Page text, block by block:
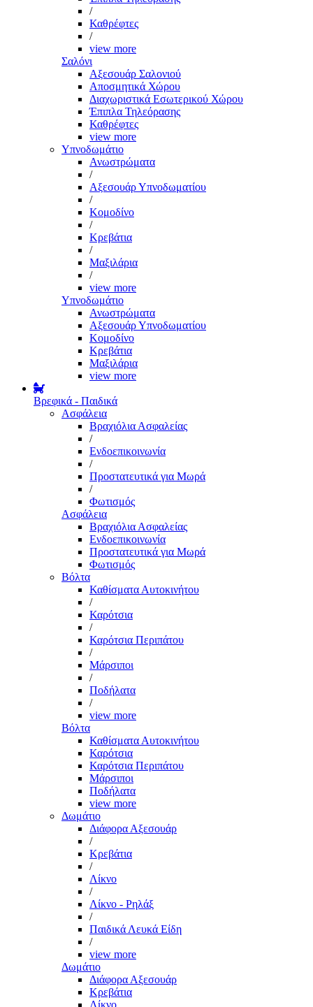
/
Καθρέφτες
/
view more
Σαλόνι
Αξεσουάρ Σαλονιού
Αποσμητικά Χώρου
Διαχωριστικά Εσωτερικού Χώρου
Έπιπλα Τηλεόρασης
Καθρέφτες
view more
Υπνοδωμάτιο
Ανωστρώματα
/
Αξεσουάρ Υπνοδωματίου
/
Κομοδίνο
/
Κρεβάτια
/
Μαξιλάρια
/
view more
Υπνοδωμάτιο
Ανωστρώματα
Αξεσουάρ Υπνοδωματίου
Κομοδίνο
Κρεβάτια
Μαξιλάρια
view more
Βρεφικά - Παιδικά
Ασφάλεια
Βραχιόλια Ασφαλείας
/
Ενδοεπικοινωνία
/
Προστατευτικά για Μωρά
/
Φωτισμός
Ασφάλεια
Βραχιόλια Ασφαλείας
Ενδοεπικοινωνία
Προστατευτικά για Μωρά
Φωτισμός
Βόλτα
Καθίσματα Αυτοκινήτου
/
Καρότσια
/
Καρότσια Περιπάτου
/
Μάρσιποι
/
Ποδήλατα
/
view more
Βόλτα
Καθίσματα Αυτοκινήτου
Καρότσια
Καρότσια Περιπάτου
Μάρσιποι
Ποδήλατα
view more
Δωμάτιο
Διάφορα Αξεσουάρ
/
Κρεβάτια
/
Λίκνο
/
Λίκνο - Ρηλάξ
/
Παιδικά Λευκά Είδη
/
view more
Δωμάτιο
Διάφορα Αξεσουάρ
Κρεβάτια
Λίκνο